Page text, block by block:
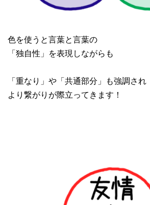
色を使うと言葉と言葉の
「独自性」を表現しながらも
「重なり」や「共通部分」も強調され
より繋がりが際立ってきます！